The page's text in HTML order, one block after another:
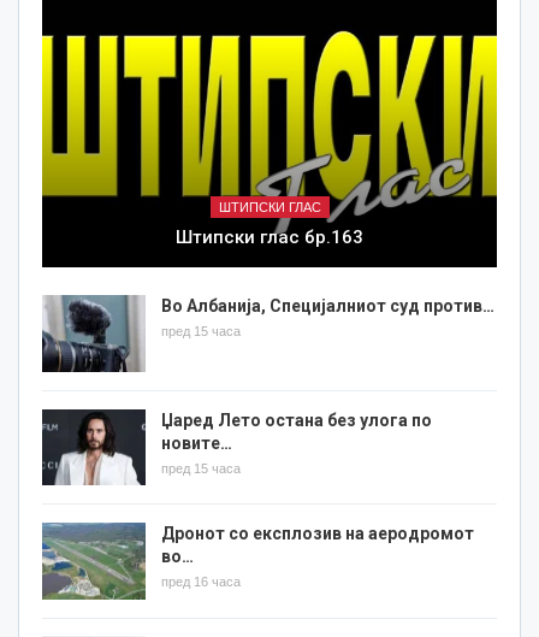
ШТИПСКИ ГЛАС
Штипски глас бр.163
Во Албанија, Специјалниот суд против…
пред 15 часа
Џаред Лето остана без улога по
новите…
пред 15 часа
Дронот со експлозив на аеродромот
во…
пред 16 часа